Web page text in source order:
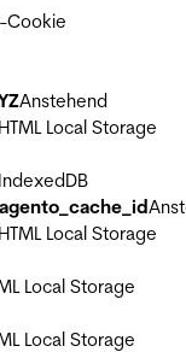
Cookie
Anstehend
Local Storage
Local Storage
Local Storage
Local Storage